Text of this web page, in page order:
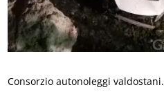
Consorzio autonoleggi valdostani.